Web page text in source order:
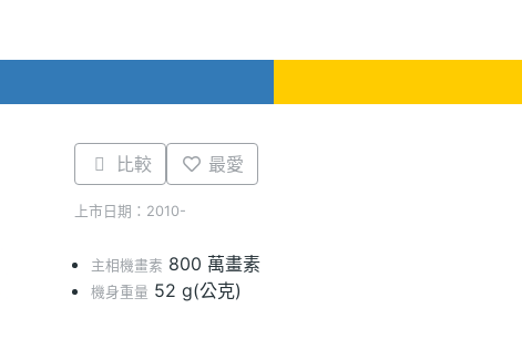
比較 最愛
上市日期：2010-
主相機畫素 800 萬畫素
機身重量 52 g(公克)